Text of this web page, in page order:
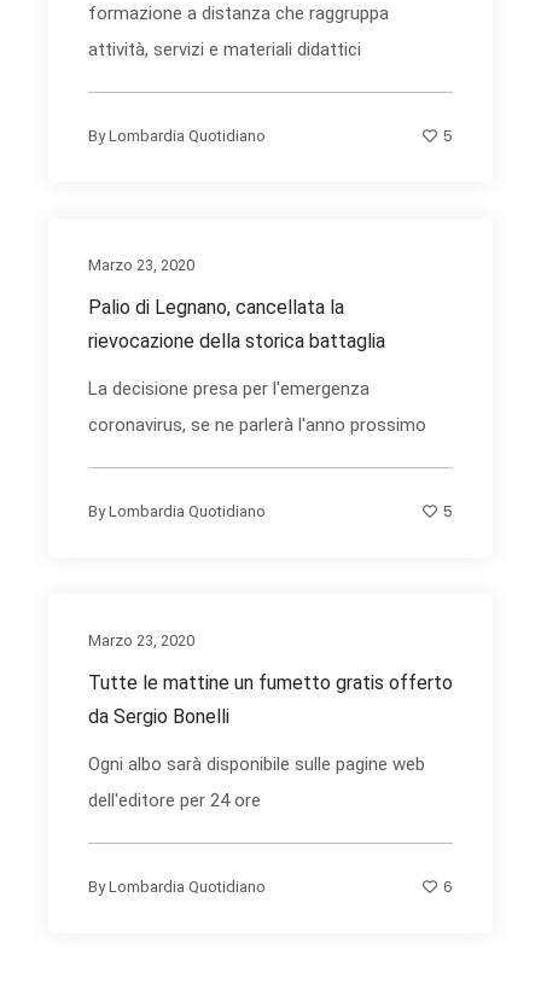
formazione a distanza che raggruppa
attività, servizi e materiali didattici
ByLombardia Quotidiano 5
Marzo 23, 2020
Palio di Legnano, cancellata la
rievocazione della storica battaglia
La decisione presa per l'emergenza
coronavirus, se ne parlerà l'anno prossimo
ByLombardia Quotidiano 5
Marzo 23, 2020
Tutte le mattine un fumetto gratis offerto
da Sergio Bonelli
Ogni albo sarà disponibile sulle pagine web
dell'editore per 24 ore
ByLombardia Quotidiano 6